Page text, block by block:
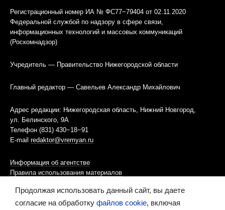
Регистрационный номер ИА № ФС77−79404 от 02.11.2020
Федеральной службой по надзору в сфере связи,
информационных технологий и массовых коммуникаций
(Роскомнадзор)
Учредитель — Правительство Нижегородской области
Главный редактор — Савельев Александр Михайлович
Адрес редакции: Нижегородская область, Нижний Новгород,
ул. Белинского, 9А
Телефон (831) 430−18−91
E-mail redaktor@vremyan.ru
Информация об агентстве
Правила использования материалов
Информационная политика использования «cookies»-файлов
Продолжая использовать данный сайт, вы даете
согласие на обработку файлов cookie, включая